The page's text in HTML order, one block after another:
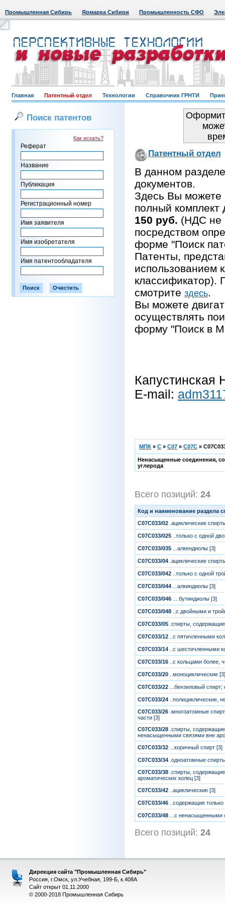
Промышленная Сибирь Ярмарка Сибири Промышленность СФО
Главная Патентный отдел Технологии Справочник ГРНТИ
Поиск патентов
Как искать?
Реферат
Название
Публикация
Регистрационный номер
Имя заявителя
Имя изобретателя
Имя патентообладателя
Патентный отдел
В данном
документов.
Здесь Вы можете
полный комплект
150 руб. (НДС не
посредством
форме "Поиск
Патенты,
использованием
классификатор).
смотрите здесь.
Вы можете
осуществлять
форму "Поиск в
Капустинская
E-mail:
МПК » C » C07 » C07C »
Ненасыщенные соединения,
углерода
Всего позиций: 24
Код и наименование раздела
C07C033/02 .ациклические
C07C033/025 ..только с одной
C07C033/035 ...алкендиолы [3]
C07C033/04 .ациклические
C07C033/042 ..только с одной
C07C033/044 ...алкиндиолы [3]
C07C033/046 ....бутиндиолы [3]
C07C033/048 ..с двойными и
C07C033/05 .спирты,
C07C033/12 ..с пятичленными
C07C033/14 ..с шестичленными
C07C033/16 ..с кольцами более,
C07C033/20 ..моноциклические [3]
C07C033/22 ...бензиловый
C07C033/24
..полициклические,
C07C033/26 .многоатомные
части [3]
C07C033/28 .спирты,
ненасыщенными связями вне
C07C033/32
...коричный спирт [3]
C07C033/34 .одноатомные
C07C033/38 .спирты,
ароматических колец [3]
C07C033/42
..ациклические [3]
C07C033/46 ..содержащие
C07C033/48 ...с ненасыщенными
Всего позиций: 24
Дирекция сайта "Промышленная Сибирь"
Россия, г.Омск, ул.Учебная, 199-Б, к.408А
Сайт открыт 01.11.2000
© 2000-2018 Промышленная Сибирь